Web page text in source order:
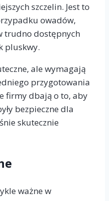
szczelin. Jest to
owadów,
trudno dostępnych
pluskwy.
ale wymagają
przygotowania
firmy dbają o to, aby
bezpieczne dla
skutecznie
ważne w